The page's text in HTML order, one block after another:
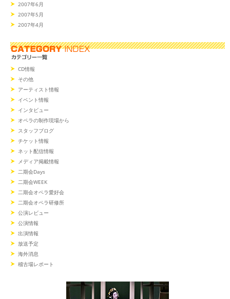
2007年6月
2007年5月
2007年4月
CD情報
その他
アーティスト情報
イベント情報
インタビュー
オペラの制作現場から
スタッフブログ
チケット情報
ネット配信情報
メディア掲載情報
二期会Days
二期会WEEK
二期会オペラ愛好会
二期会オペラ研修所
公演レビュー
公演情報
出演情報
放送予定
海外消息
稽古場レポート